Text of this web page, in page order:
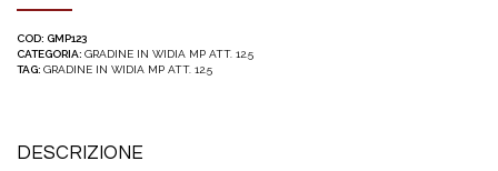
COD: GMP123
CATEGORIA: GRADINE IN WIDIA MP ATT. 12.5
TAG: GRADINE IN WIDIA MP ATT. 12.5
DESCRIZIONE